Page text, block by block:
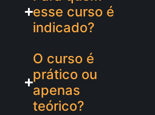
esse curso é
indicado?
O curso é
prático ou
apenas
teórico?